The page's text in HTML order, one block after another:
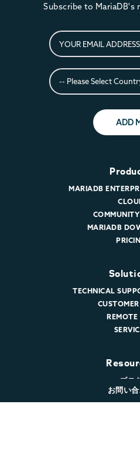
お問い
Subscribe to
ADD
MARIADB
COMMUNITY
MARIADB
TECHNICAL
ブロ